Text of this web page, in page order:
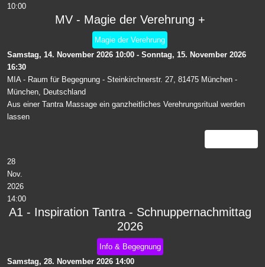
10:00
MV - Magie der Verehrung +
Magie der Verehrung
Samstag, 14. November 2026 10:00 - Sonntag, 15. November 2026
16:30
MIA - Raum für Begegnung - Steinkirchnerstr. 27, 81475 München -
München, Deutschland
Aus einer Tantra Massage ein ganzheitliches Verehrungsritual werden
lassen
28
Nov.
2026
14:00
A1 - Inspiration Tantra - Schnuppernachmittag
2026
Info & Begegnung
Samstag, 28. November 2026 14:00